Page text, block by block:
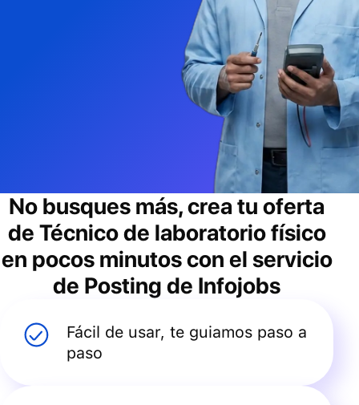
No busques más, crea tu oferta
de Técnico de laboratorio físico
en pocos minutos con el servicio
de Posting de Infojobs
Fácil de usar, te guiamos paso a
paso